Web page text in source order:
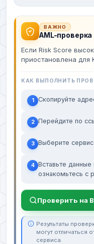
ВАЖНО
AML-
Если Risk Score
приостановлена для
КАК ВЫПОЛНИТЬ
1 Скопируйте
2 Перейдите по
3 Выберите сервис
4 Вставьте
ознакомьтесь с
Проверить на
Результаты
могут отличаться
сервиса.